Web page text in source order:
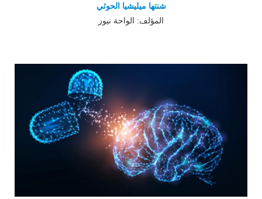
شنتها ميليشيا الحوثي
المؤلف: الواحة نيوز